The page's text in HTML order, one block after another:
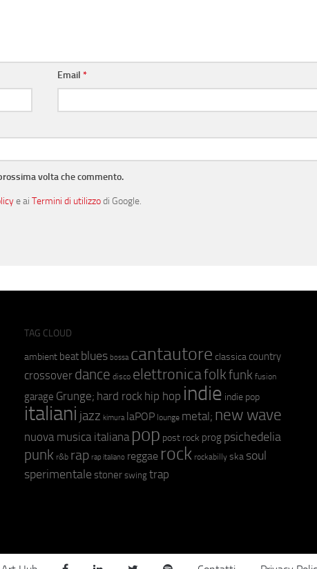
Email*
volta che commento.
e ai Termini di utilizzodi Google.
TAG CLOUD
ambient beat blues bossa cantautore classica country
crossover dance disco elettronicafolkfunk fusion
garage Grunge; hard rock hip hop indie indie pop
italiani jazz kimura laPOP lounge metal; new wave
nuova musica italiana pop post rock prog psichedelia
punk r&b rap rap italiano reggae rock rockabilly ska soul
sperimentale stoner swing trap